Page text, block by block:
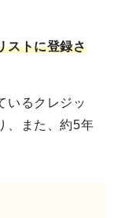
ストに登録さ
いるクレジッ
、また、約5年